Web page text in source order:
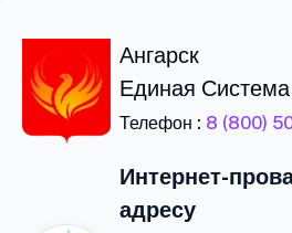
Ангарск
Единая
Телефон : 8 (800)
Интернет-
адресу